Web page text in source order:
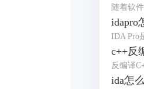
idapro
c++反